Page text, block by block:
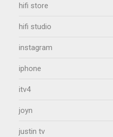
hifi store
hifi studio
instagram
iphone
itv4
joyn
justin tv